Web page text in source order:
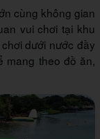
cùng không gian
vui chơi tại khu
dưới nước đầy
mang theo đồ ăn,